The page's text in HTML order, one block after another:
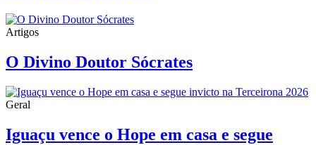
Artigos
O Divino Doutor Sócrates
Geral
Iguaçu vence o Hope em casa e segue